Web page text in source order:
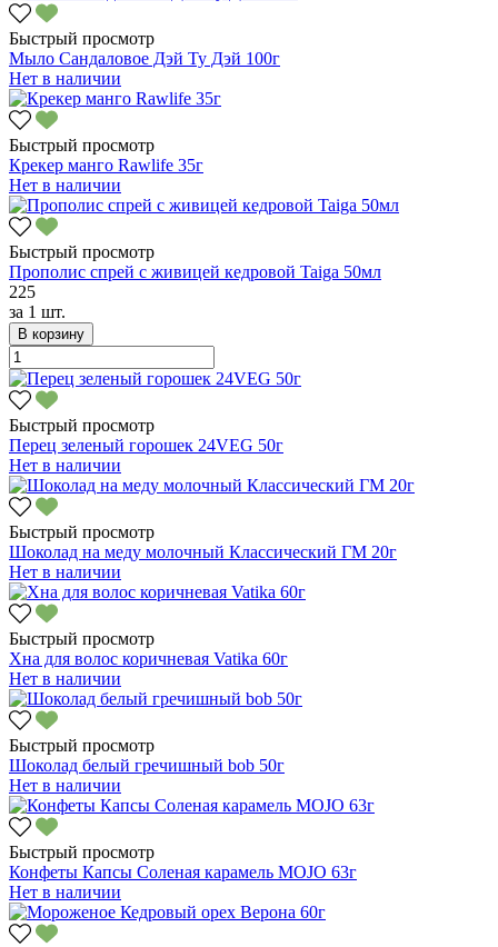
Быстрый просмотр
Мыло Сандаловое Дэй Ту Дэй 100г
Нет в наличии
Быстрый просмотр
Крекер манго Rawlife 35г
Нет в наличии
Быстрый просмотр
Прополис спрей с живицей кедровой Taiga 50мл
225
за 1 шт.
В корзину
Быстрый просмотр
Перец зеленый горошек 24VEG 50г
Нет в наличии
Быстрый просмотр
Шоколад на меду молочный Классический ГМ 20г
Нет в наличии
Быстрый просмотр
Хна для волос коричневая Vatika 60г
Нет в наличии
Быстрый просмотр
Шоколад белый гречишный bob 50г
Нет в наличии
Быстрый просмотр
Конфеты Капсы Соленая карамель MOJO 63г
Нет в наличии